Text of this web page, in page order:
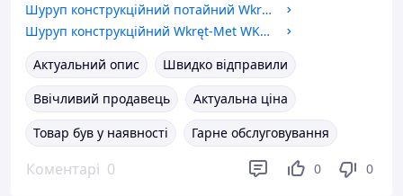
Шуруп конструкційний потайний Wkręt-Met KMWHT-05060 5x60 мм 200 шт
Шуруп конструкційний Wkręt-Met WKCP-06120 6x120 мм 100 шт.
Актуальний опис
Швидко відправили
Ввічливий продавець
Актуальна ціна
Товар був у наявності
Гарне обслуговування
Коментарі 0 0 0